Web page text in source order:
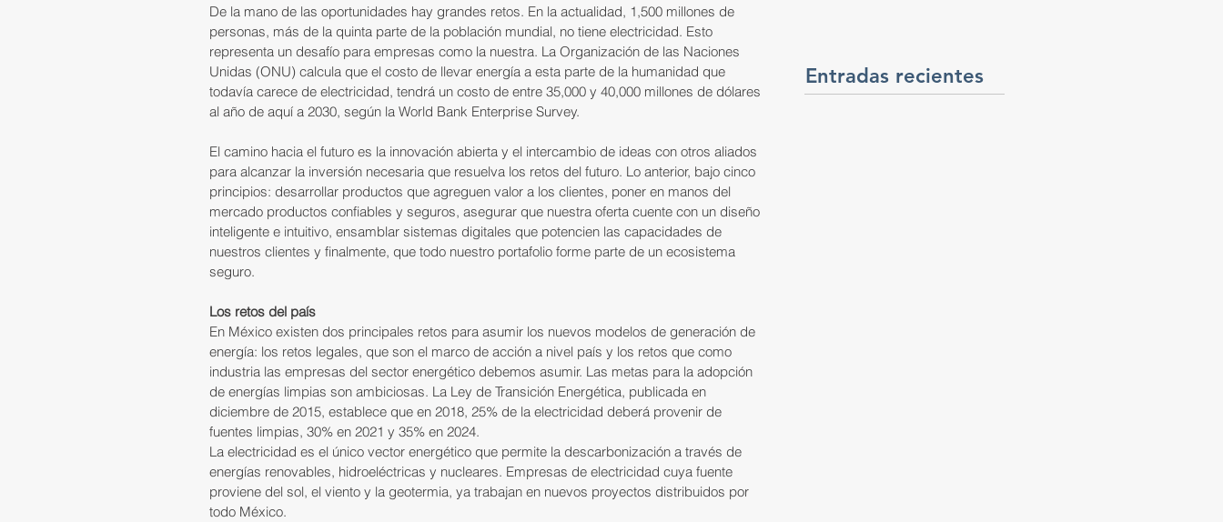
De la mano de las oportunidades hay grandes retos. En la actualidad, 1,500 millones de
personas, más de la quinta parte de la población mundial, no tiene electricidad. Esto
representa un desafío para empresas como la nuestra. La Organización de las Naciones
Unidas (ONU) calcula que el costo de llevar energía a esta parte de la humanidad que
todavía carece de electricidad, tendrá un costo de entre 35,000 y 40,000 millones de dólares
al año de aquí a 2030, según la World Bank Enterprise Survey.
El camino hacia el futuro es la innovación abierta y el intercambio de ideas con otros aliados
para alcanzar la inversión necesaria que resuelva los retos del futuro. Lo anterior, bajo cinco
principios: desarrollar productos que agreguen valor a los clientes, poner en manos del
mercado productos confiables y seguros, asegurar que nuestra oferta cuente con un diseño
inteligente e intuitivo, ensamblar sistemas digitales que potencien las capacidades de
nuestros clientes y finalmente, que todo nuestro portafolio forme parte de un ecosistema
seguro.
Los retos del país
En México existen dos principales retos para asumir los nuevos modelos de generación de
energía: los retos legales, que son el marco de acción a nivel país y los retos que como
industria las empresas del sector energético debemos asumir. Las metas para la adopción
de energías limpias son ambiciosas. La Ley de Transición Energética, publicada en
diciembre de 2015, establece que en 2018, 25% de la electricidad deberá provenir de
fuentes limpias, 30% en 2021 y 35% en 2024.
La electricidad es el único vector energético que permite la descarbonización a través de
energías renovables, hidroeléctricas y nucleares. Empresas de electricidad cuya fuente
proviene del sol, el viento y la geotermia, ya trabajan en nuevos proyectos distribuidos por
todo México.
Entradas recientes